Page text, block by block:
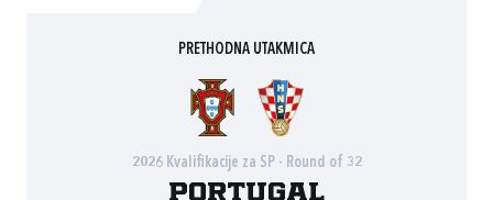
PRETHODNA UTAKMICA
2026 Kvalifikacije za SP - Round of 32
Portugal